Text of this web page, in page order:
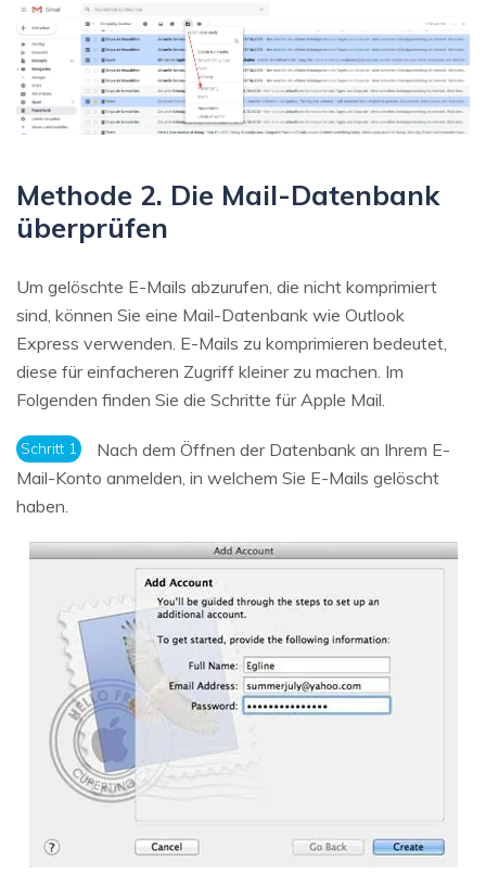
Methode 2. Die Mail-Datenbank
überprüfen
Um gelöschte E-Mails abzurufen, die nicht komprimiert
sind, können Sie eine Mail-Datenbank wie Outlook
Express verwenden. E-Mails zu komprimieren bedeutet,
diese für einfacheren Zugriff kleiner zu machen. Im
Folgenden finden Sie die Schritte für Apple Mail.
Schritt 1
Nach dem Öffnen der Datenbank an Ihrem E-
Mail-Konto anmelden, in welchem Sie E-Mails gelöscht
haben.